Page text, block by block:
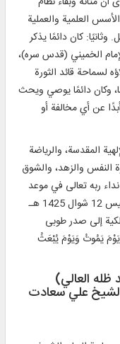
العلمية والعملية
كان دائمًا يذكر
الخميني (قدس سره)،
لسماحة قائد الثورة
وكان دائمًا يوصي ويحث
عن أي مخالفة أو
المقدسة، والرياضة
النفس والزهد، والشوق
نداء ربه تعالى في موعد
اللقاء مع المحبوب الأزلي، أي في فجر يوم الخميس 12 شوال 1425 هـ
الملكية إلى صدر طوبى
يَمُوتُ وَيَوْمَ يُبْعَثُ
ظله العالي)
الشيخ علي سعادت